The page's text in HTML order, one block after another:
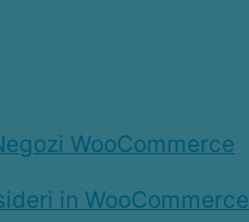
WooCommerce
in WooCommerce